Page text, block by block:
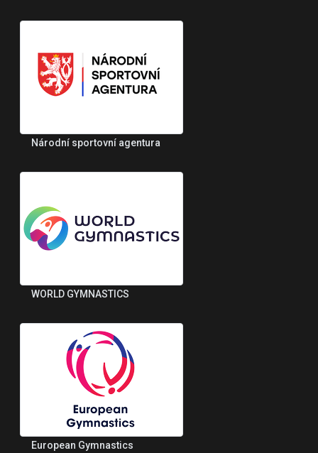
Národní sportovní agentura
WORLD GYMNASTICS
European Gymnastics